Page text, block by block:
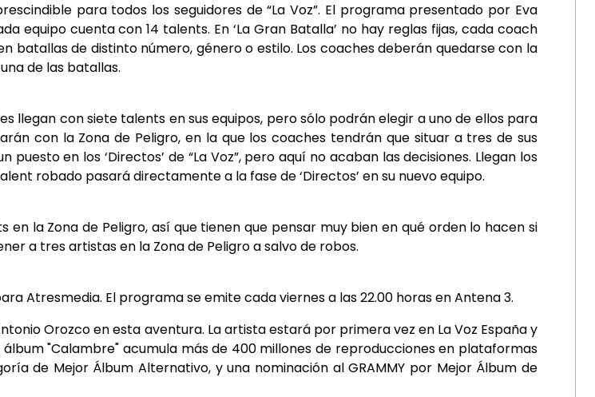
para todos los seguidores de “La Voz”. El programa presentado por Eva
equipo cuenta con 14 talents. En ‘La Gran Batalla’ no hay reglas fijas, cada coach
de distinto número, género o estilo. Los coaches deberán quedarse con la
de las batallas.
llegan con siete talents en sus equipos, pero sólo podrán elegir a uno de ellos para
con la Zona de Peligro, en la que los coaches tendrán que situar a tres de sus
en los ‘Directos’ de “La Voz”, pero aquí no acaban las decisiones. Llegan los
robado pasará directamente a la fase de ‘Directos’ en su nuevo equipo.
la Zona de Peligro, así que tienen que pensar muy bien en qué orden lo hacen si
a tres artistas en la Zona de Peligro a salvo de robos.
Atresmedia. El programa se emite cada viernes a las 22.00 horas en Antena 3.
Orozco en esta aventura. La artista estará por primera vez en La Voz España y
"Calambre" acumula más de 400 millones de reproducciones en plataformas
de Mejor Álbum Alternativo, y una nominación al GRAMMY por Mejor Álbum de